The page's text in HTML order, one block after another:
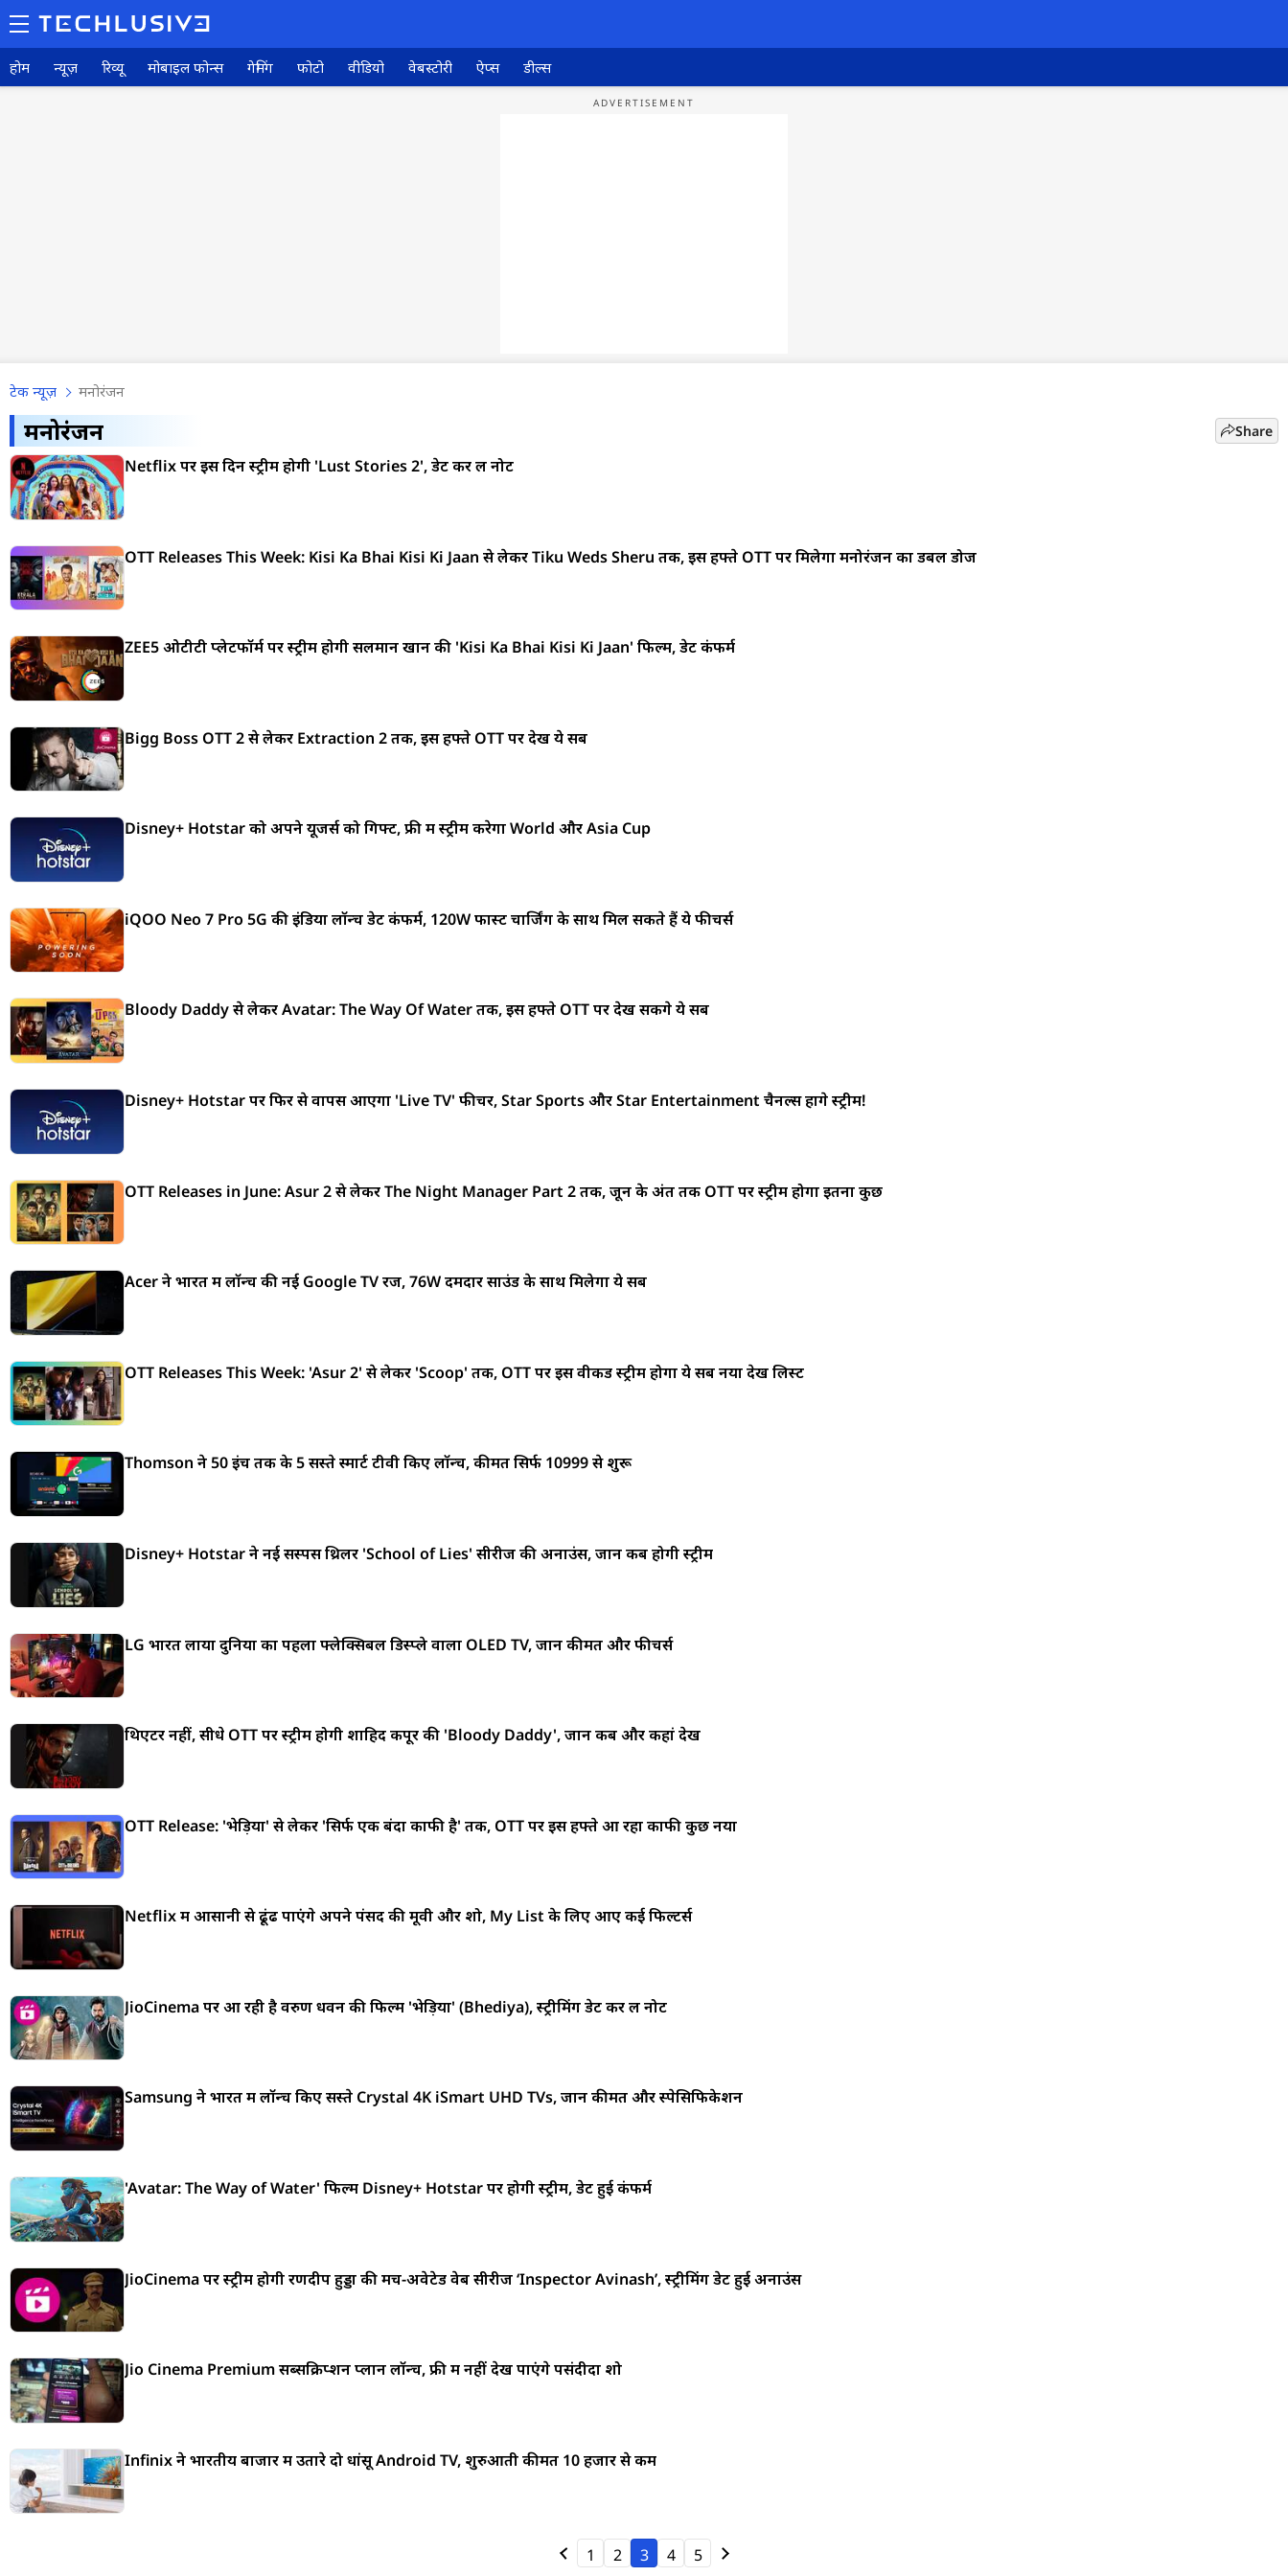
होम न्यूज़ रिव्यू मोबाइल फोन्स गेमिंग फोटो वीडियो वेबस्टोरी ऐप्स डील्स
टेक न्यूज़ मनोरंजन
मनोरंजन Share
Netflix पर इस दिन स्ट्रीम होगी 'Lust Stories 2', डेट कर लें नोट
OTT Releases This Week: Kisi Ka Bhai Kisi Ki Jaan से लेकर Tiku Weds Sheru तक, इस हफ्ते OTT पर मिलेगा मनोरंजन का डबल डोज
ZEE5 ओटीटी प्लेटफॉर्म पर स्ट्रीम होगी सलमान खान की 'Kisi Ka Bhai Kisi Ki Jaan' फिल्म, डेट कंफर्म
Bigg Boss OTT 2 से लेकर Extraction 2 तक, इस हफ्ते OTT पर देखें ये सब
Disney+ Hotstar को अपने यूजर्स को गिफ्ट, फ्री में स्ट्रीम करेगा World और Asia Cup
iQOO Neo 7 Pro 5G की इंडिया लॉन्च डेट कंफर्म, 120W फास्ट चार्जिंग के साथ मिल सकते हैं ये फीचर्स
Bloody Daddy से लेकर Avatar: The Way Of Water तक, इस हफ्ते OTT पर देख सकेंगे ये सब
Disney+ Hotstar पर फिर से वापस आएगा 'Live TV' फीचर, Star Sports और Star Entertainment चैनल्स होंगे स्ट्रीम!
OTT Releases in June: Asur 2 से लेकर The Night Manager Part 2 तक, जून के अंत तक OTT पर स्ट्रीम होगा इतना कुछ
Acer ने भारत में लॉन्च की नई Google TV रेंज, 76W दमदार साउंड के साथ मिलेगा ये सब
OTT Releases This Week: 'Asur 2' से लेकर 'Scoop' तक, OTT पर इस वीकेंड स्ट्रीम होगा ये सब नया देखें लिस्ट
Thomson ने 50 इंच तक के 5 सस्ते स्मार्ट टीवी किए लॉन्च, कीमत सिर्फ 10999 से शुरू
Disney+ Hotstar ने नई सस्पेंस थ्रिलर 'School of Lies' सीरीज की अनाउंस, जानें कब होगी स्ट्रीम
LG भारत लाया दुनिया का पहला फ्लेक्सिबल डिस्प्ले वाला OLED TV, जानें कीमत और फीचर्स
थिएटर नहीं, सीधे OTT पर स्ट्रीम होगी शाहिद कपूर की 'Bloody Daddy', जानें कब और कहां देखें
OTT Release: 'भेड़िया' से लेकर 'सिर्फ एक बंदा काफी है' तक, OTT पर इस हफ्ते आ रहा काफी कुछ नया
Netflix में आसानी से ढूंढ पाएंगे अपने पंसद की मूवी और शो, My List के लिए आए कई फिल्टर्स
JioCinema पर आ रही है वरुण धवन की फिल्म 'भेड़िया' (Bhediya), स्ट्रीमिंग डेट कर लें नोट
Samsung ने भारत में लॉन्च किए सस्ते Crystal 4K iSmart UHD TVs, जानें कीमत और स्पेसिफिकेशन
'Avatar: The Way of Water' फिल्म Disney+ Hotstar पर होगी स्ट्रीम, डेट हुई कंफर्म
JioCinema पर स्ट्रीम होगी रणदीप हुड्डा की मच-अवेटेड वेब सीरीज ‘Inspector Avinash’, स्ट्रीमिंग डेट हुई अनाउंस
Jio Cinema Premium सब्सक्रिप्शन प्लान लॉन्च, फ्री में नहीं देख पाएंगे पसंदीदा शो
Infinix ने भारतीय बाजार में उतारे दो धांसू Android TV, शुरुआती कीमत 10 हजार से कम
1 2 3 4 5